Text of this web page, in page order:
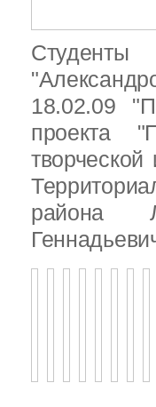
18.02.09
проекта
района